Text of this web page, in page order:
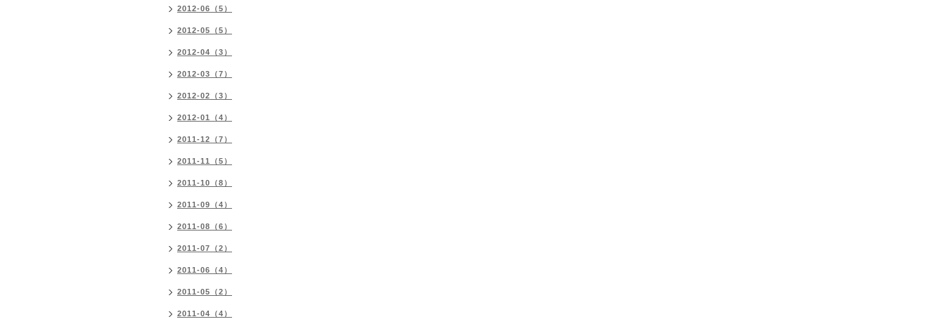
2012-06（5）
2012-05（5）
2012-04（3）
2012-03（7）
2012-02（3）
2012-01（4）
2011-12（7）
2011-11（5）
2011-10（8）
2011-09（4）
2011-08（6）
2011-07（2）
2011-06（4）
2011-05（2）
2011-04（4）